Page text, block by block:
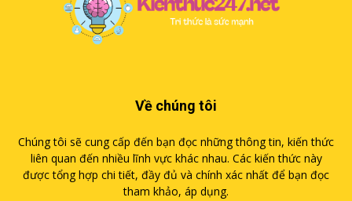
Về chúng tôi
Chúng tôi sẽ cung cấp đến bạn đọc những thông tin, kiến thức
liên quan đến nhiều lĩnh vực khác nhau. Các kiến thức này
được tổng hợp chi tiết, đầy đủ và chính xác nhất để bạn đọc
tham khảo, áp dụng.